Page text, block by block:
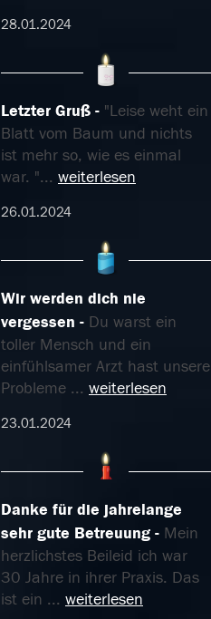
28.01.2024
Letzter Gruß
"Leise weht ein
Blatt vom Baum und nichts
ist mehr so, wie es einmal
war. "... weiterlesen
26.01.2024
Wir werden dich nie
vergessen
Du warst ein
toller Mensch und ein
einfühlsamer Arzt hast unsere
Probleme ... weiterlesen
23.01.2024
Danke für die jahrelange
sehr gute Betreuung
Mein
herzlichstes Beileid ich war
30 Jahre in ihrer Praxis. Das
ist ein ... weiterlesen